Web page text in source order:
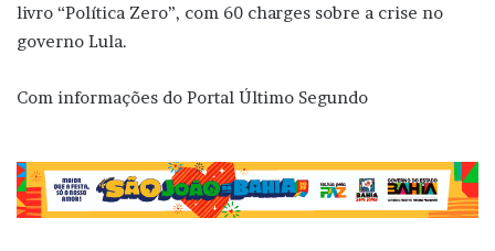
livro “Política Zero”, com 60 charges sobre a crise no
governo Lula.
Com informações do Portal Último Segundo